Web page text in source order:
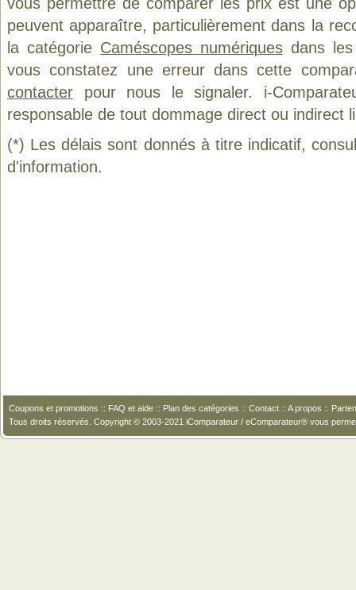
peuvent apparaître, particulièrement dans la
la catégorie Caméscopes numériquesdans les
vous constatez une erreur dans cette
contacter pour nous le signaler. i-
responsable de tout dommage direct ou indirect
(*) Les délais sont donnés à titre indicatif,
d'information.
Coupons et promotions :: FAQ et aide :: Plan des catégories :: Contact :: A propos ::
Tous droits réservés. Copyright © 2003-2021 iComparateur / eComparateur® vous